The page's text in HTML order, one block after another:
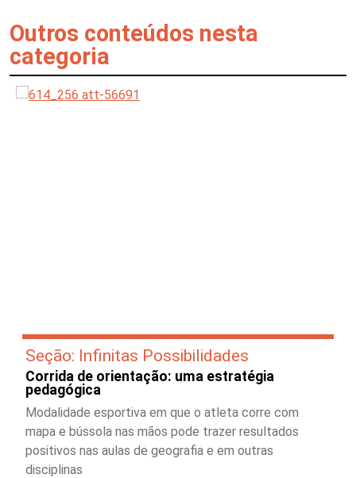
Outros conteúdos nesta
categoria
Seção: Infinitas Possibilidades
Corrida de orientação: uma estratégia
pedagógica
Modalidade esportiva em que o atleta corre com
mapa e bússola nas mãos pode trazer resultados
positivos nas aulas de geografia e em outras
disciplinas